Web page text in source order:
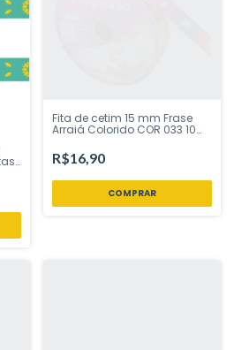
Fita de cetim 15 mm Frase
Arraiá Colorido COR 033 10
sua Festa Loja
R$16,90